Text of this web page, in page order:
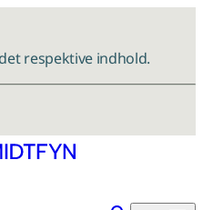
respektive indhold.